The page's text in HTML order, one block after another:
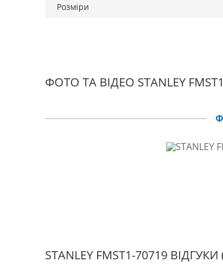
Розміри
ФОТО ТА ВІДЕО STANLEY
STANLEY FMST1-70719 ВІДГУКИ